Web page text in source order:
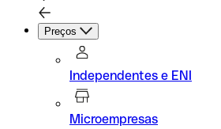
Preços
Independentes e ENI
Microempresas